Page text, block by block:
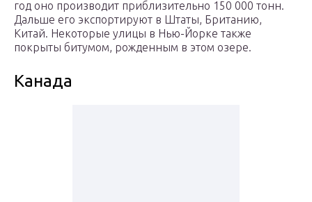
год оно производит приблизительно 150 000 тонн.
Дальше его экспортируют в Штаты, Британию,
Китай. Некоторые улицы в Нью-Йорке также
покрыты битумом, рожденным в этом озере.
Канада